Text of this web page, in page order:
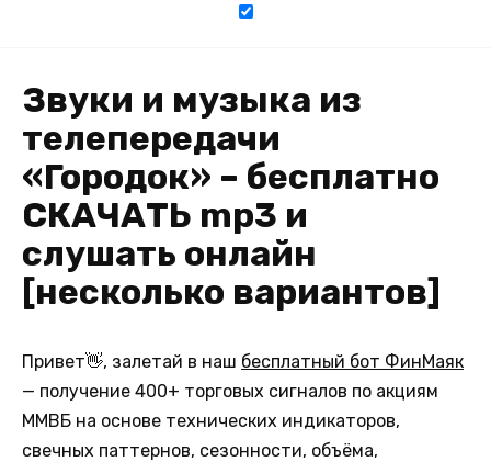
Звуки и музыка из
телепередачи
«Городок» – бесплатно
СКАЧАТЬ mp3 и
слушать онлайн
[несколько вариантов]
Привет👋, залетай в наш бесплатный бот ФинМаяк
— получение 400+ торговых сигналов по акциям
ММВБ на основе технических индикаторов,
свечных паттернов, сезонности, объёма,